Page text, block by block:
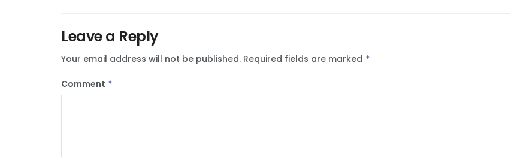
Leave a Reply
Your email address will not be published. Required fields are marked *
Comment *